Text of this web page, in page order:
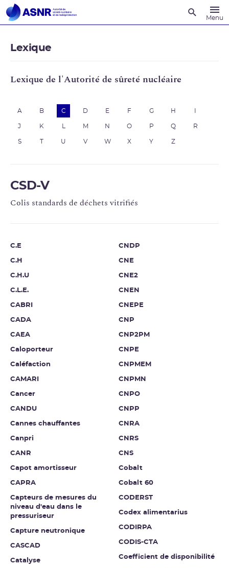
Menu
Lexique
Lexique de l'Autorité de sûreté nucléaire
A B C D E F G H
J K M N O P Q R
S U V W X Y Z
CSD-V
Colis standards de déchets vitrifiés
C.E
C.H
C.H.U
C.L.E.
CABRI
CADA
CAEA
Caloporteur
Caléfaction
CAMARI
Cancer
CANDU
Cannes chauffantes
Canpri
CANR
Capot amortisseur
CAPRA
Capteurs de mesures du
niveau d'eau dans le
pressuriseur
Capture neutronique
CASCAD
Catalyse
CNDP
CNE
CNE2
CNEN
CNEPE
CNP
CNP2PM
CNPE
CNPMEM
CNPMN
CNPO
CNPP
CNRA
CNRS
CNS
Cobalt
Cobalt 60
CODERST
Codex alimentarius
CODIRPA
CODIS-CTA
Coefficient de disponibilité